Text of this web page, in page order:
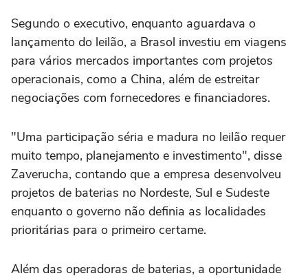
Segundo o executivo, enquanto ‌aguardava o
lançamento do leilão, a Brasol investiu em viagens
para vários mercados importantes com projetos
operacionais, como a China, além de estreitar
negociações com fornecedores e financiadores.
"Uma participação séria e madura no leilão requer
muito tempo, planejamento e investimento", disse
Zaverucha, contando que a empresa desenvolveu
projetos de baterias ⁠no Nordeste, Sul e Sudeste
enquanto o governo não definia as localidades
prioritárias para o primeiro certame.
Além das operadoras de baterias, a oportunidade